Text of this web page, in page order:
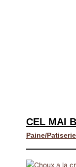
CEL MAI
Paine/Patiserie